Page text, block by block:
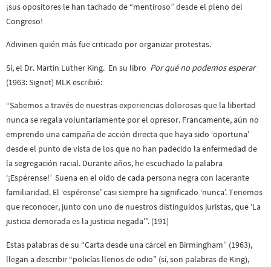
¡sus opositores le han tachado de “mentiroso” desde el pleno del
Congreso!
Adivinen quién más fue criticado por organizar protestas.
Sí, el Dr. Martin Luther King. En su libro Por qué no podemos esperar
(1963: Signet) MLK escribió:
“Sabemos a través de nuestras experiencias dolorosas que la libertad
nunca se regala voluntariamente por el opresor. Francamente, aún no
emprendo una campaña de acción directa que haya sido ‘oportuna’
desde el punto de vista de los que no han padecido la enfermedad de
la segregación racial. Durante años, he escuchado la palabra
‘¡Espérense!’ Suena en el oído de cada persona negra con lacerante
familiaridad. El ‘espérense’ casi siempre ha significado ‘nunca’. Tenemos
que reconocer, junto con uno de nuestros distinguidos juristas, que ‘La
justicia demorada es la justicia negada’”. (191)
Estas palabras de su “Carta desde una cárcel en Birmingham” (1963),
llegan a describir “policías llenos de odio” (sí, son palabras de King),